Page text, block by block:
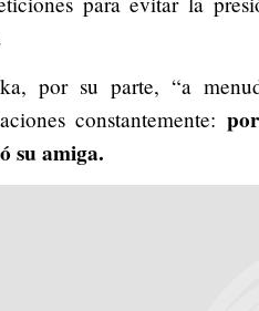
por su parte, “a
constantemente:
su amiga.